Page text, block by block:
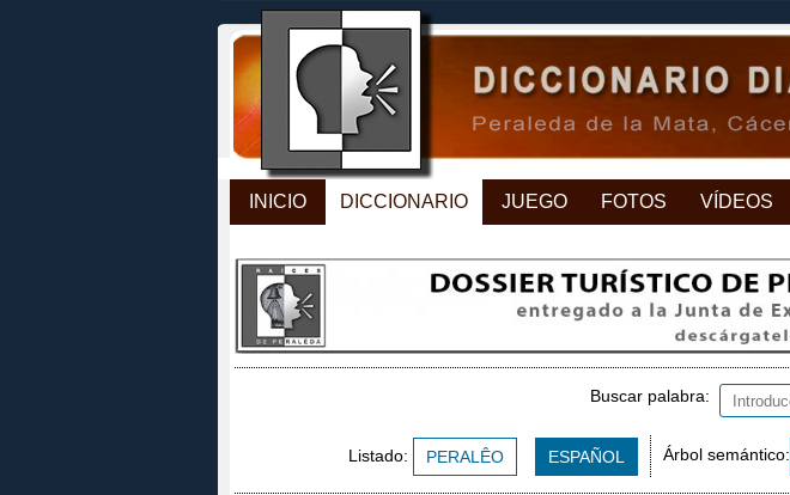
INICIO DICCIONARIO JUEGO FOTOS VÍDEOS
Buscar palabra:
Listado: PERALÊO ESPAÑOL Árbol semántico: